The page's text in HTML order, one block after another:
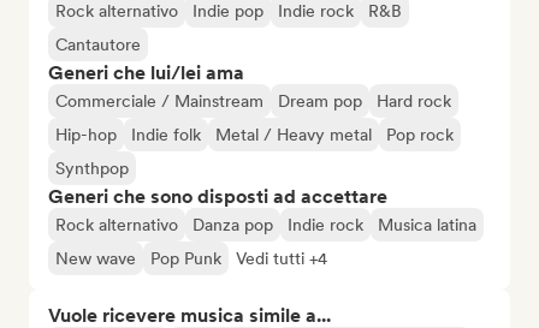
Rock alternativo Indie pop Indie rock
R&B
Cantautore
Generi che lui/lei ama
Commerciale / Mainstream Dream pop
Hard rock
Hip-hop
Indie folk Metal / Heavy metal
Pop rock
Synthpop
Generi che sono disposti ad accettare
Rock alternativo Danza pop Indie rock
Musica latina
New wave
Pop Punk Vedi tutti +4
Vuole ricevere musica simile a...